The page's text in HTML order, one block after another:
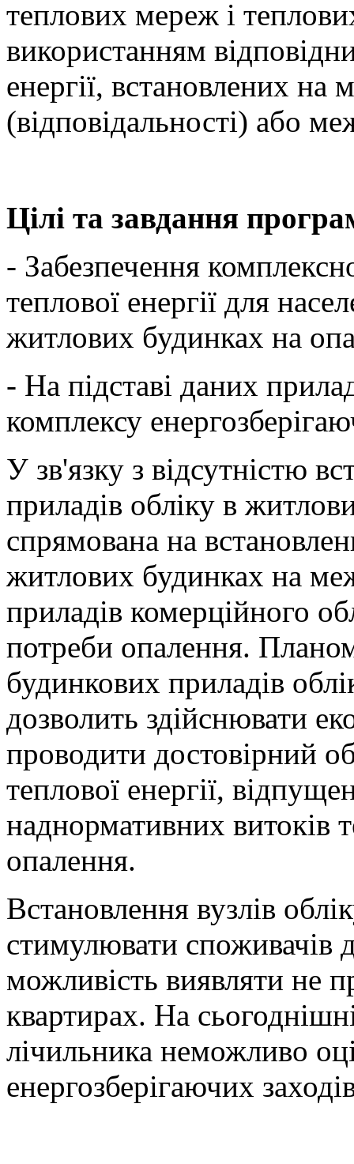
теплових мереж і
використанням
енергії, встановлених на
(відповідальності) або
Цілі та завдання
- Забезпечення
теплової енергії для
житлових будинках на
- На підставі даних
комплексу
У зв'язку з відсутністю
приладів обліку в
спрямована на
житлових будинках на
приладів комерційного
потреби опалення.
будинкових приладів
дозволить здійснювати
проводити достовірний
теплової енергії,
наднормативних витоків
опалення.
Встановлення вузлів
стимулювати споживачів
можливість виявляти не
квартирах. На
лічильника неможливо
енергозберігаючих